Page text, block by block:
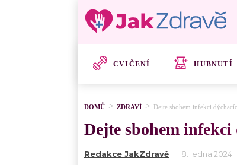
CVIČENÍ HUBNUTÍ
DOMŮ ZDRAVÍ Dejte sbohem infekci
Dejte sbohem infekci
Redakce JakZdravě 8. ledna 2024